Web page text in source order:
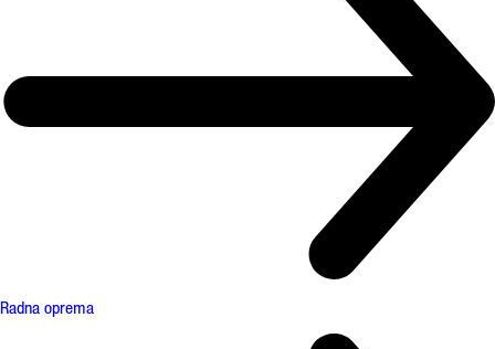
Radna oprema